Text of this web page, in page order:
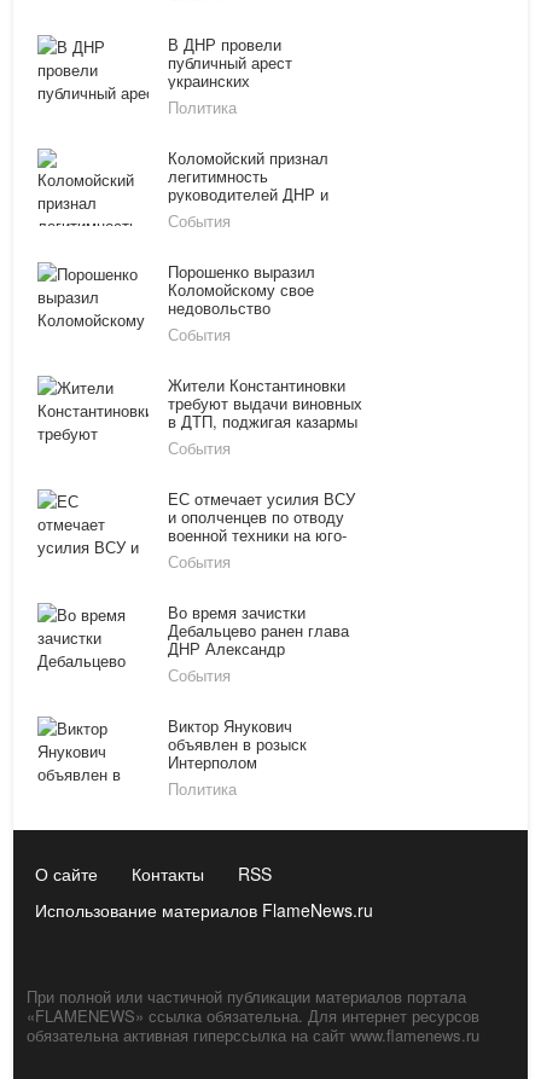
ополченцев
В ДНР провели
публичный арест
украинских
военнослужащих,
виновных в гибели
Политика
Коломойский признал
легитимность
руководителей ДНР и
ЛНР
События
Порошенко выразил
Коломойскому свое
недовольство
События
Жители Константиновки
требуют выдачи виновных
в ДТП, поджигая казармы
ВСУ
События
ЕС отмечает усилия ВСУ
и ополченцев по отводу
военной техники на юго-
востоке Украины
События
Во время зачистки
Дебальцево ранен глава
ДНР Александр
Захарченко
События
Виктор Янукович
объявлен в розыск
Интерполом
Политика
О сайте Контакты
RSS
Использование материалов FlameNews.ru
При полной или частичной публикации материалов портала
«FLAMENEWS» ссылка обязательна. Для интернет ресурсов
обязательна активная гиперссылка на сайт www.flamenews.ru